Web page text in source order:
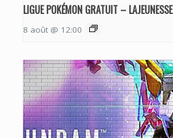
LIGUE POKÉMON GRATUIT – LAJEUNESSE
8 août @ 12:00